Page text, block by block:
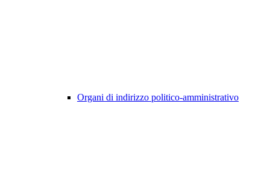
Organi di indirizzo politico-amministrativo